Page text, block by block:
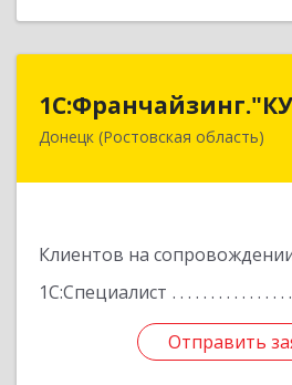
Донецк (Ростовская область)
Клиентов на
1С:Специалист
Отправить
346330, Ростовская обл,
Отправить